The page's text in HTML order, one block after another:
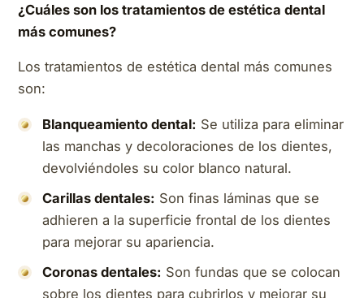
¿Cuáles son los tratamientos de estética dental
más comunes?
Los tratamientos de estética dental más comunes
son:
Blanqueamiento dental: Se utiliza para eliminar
las manchas y decoloraciones de los dientes,
devolviéndoles su color blanco natural.
Carillas dentales: Son finas láminas que se
adhieren a la superficie frontal de los dientes
para mejorar su apariencia.
Coronas dentales: Son fundas que se colocan
sobre los dientes para cubrirlos y mejorar su